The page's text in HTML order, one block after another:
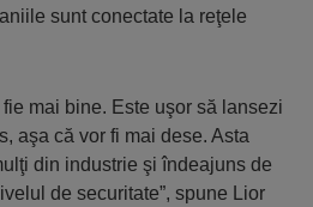
sunt conectate la reţele
mai bine. Este uşor să lansezi
aşa că vor fi mai dese. Asta
din industrie şi îndeajuns de
de securitate”, spune Lior